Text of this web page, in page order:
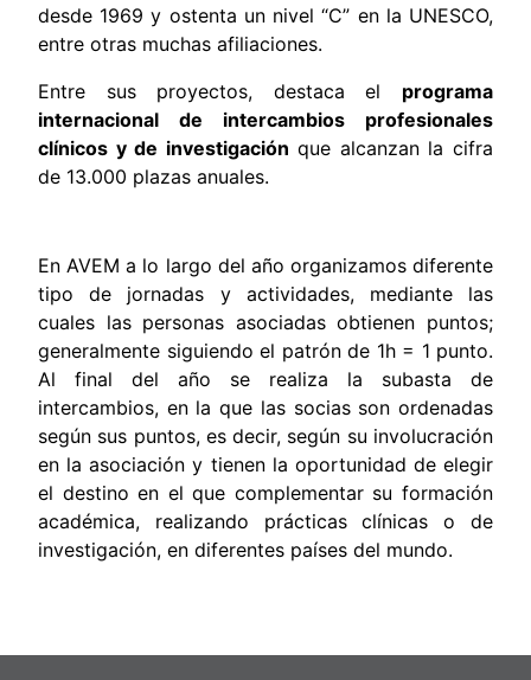
desde 1969 y ostenta un nivel “C” en la UNESCO,
entre otras muchas afiliaciones.
Entre sus proyectos, destaca el programa
internacional de intercambios profesionales
clínicos y de investigación que alcanzan la cifra
de 13.000 plazas anuales.
En AVEM a lo largo del año organizamos diferente
tipo de jornadas y actividades, mediante las
cuales las personas asociadas obtienen puntos;
generalmente siguiendo el patrón de 1h = 1 punto.
Al final del año se realiza la subasta de
intercambios, en la que las socias son ordenadas
según sus puntos, es decir, según su involucración
en la asociación y tienen la oportunidad de elegir
el destino en el que complementar su formación
académica, realizando prácticas clínicas o de
investigación, en diferentes países del mundo.